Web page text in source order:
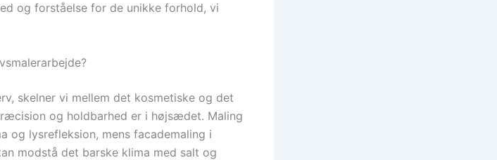
og forståelse for de unikke forhold, vi
skelner vi mellem det kosmetiske og det
og holdbarhed er i højsædet. Maling
og lysrefleksion, mens facademaling i
modstå det barske klima med salt og